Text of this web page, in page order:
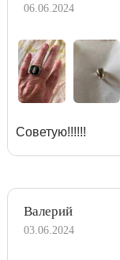
06.06.2024
Советую!!!!!!
Валерий
03.06.2024